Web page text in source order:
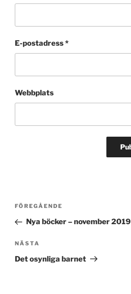
E-postadress*
Webbplats
Inläggsnavigering
Föregående
inlägg
FÖREGÅENDE
Nya böcker – november 2019
Nästa
inlägg
NÄSTA
Det osynliga barnet